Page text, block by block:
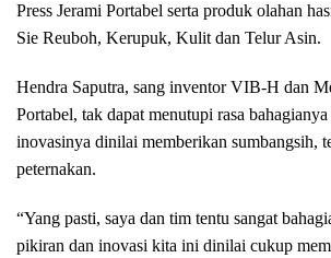
Press Jerami Portabel serta produk olahan
Sie Reuboh, Kerupuk, Kulit dan Telur Asin.
Hendra Saputra, sang inventor VIB-H dan
Portabel, tak dapat menutupi rasa bahagianya
inovasinya dinilai memberikan sumbangsih,
peternakan.
“Yang pasti, saya dan tim tentu sangat
pikiran dan inovasi kita ini dinilai cukup